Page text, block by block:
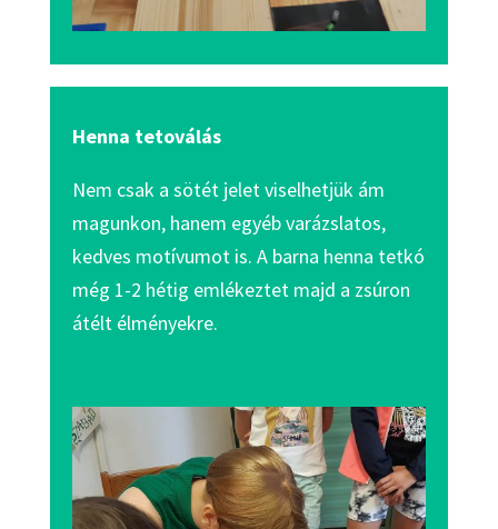
Henna tetoválás
Nem csak a sötét jelet viselhetjük ám
magunkon, hanem egyéb varázslatos,
kedves motívumot is. A barna henna tetkó
még 1-2 hétig emlékeztet majd a zsúron
átélt élményekre.